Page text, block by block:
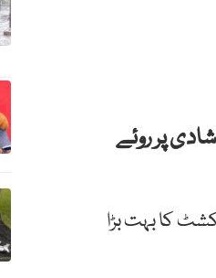
پر روئے
کا بہت بڑا